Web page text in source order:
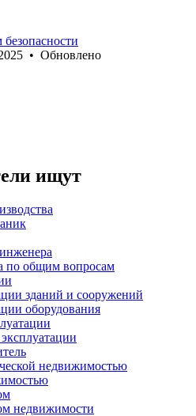
• Обновлено
ищут
по общим вопросам
зданий и сооружений
оборудования
недвижимостью
недвижимости